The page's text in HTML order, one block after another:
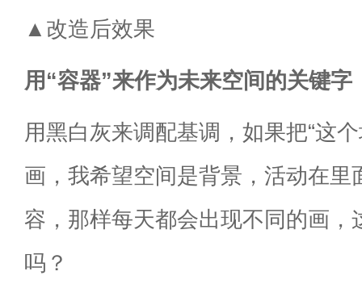
▲改造后效果
用“容器”来作为未来空间的关键字
用黑白灰来调配基调，如果把“这
画，我希望空间是背景，活动在里
容，那样每天都会出现不同的画，
吗？